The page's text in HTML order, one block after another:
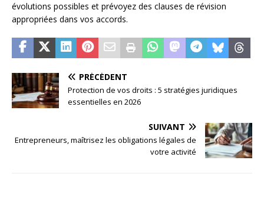
évolutions possibles et prévoyez des clauses de révision
appropriées dans vos accords.
PRÉCÉDENT
Protection de vos droits : 5 stratégies juridiques
essentielles en 2026
SUIVANT
Entrepreneurs, maîtrisez les obligations légales de
votre activité